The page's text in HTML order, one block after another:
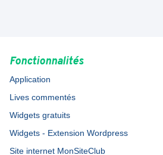
Fonctionnalités
Application
Lives commentés
Widgets gratuits
Widgets - Extension Wordpress
Site internet MonSiteClub